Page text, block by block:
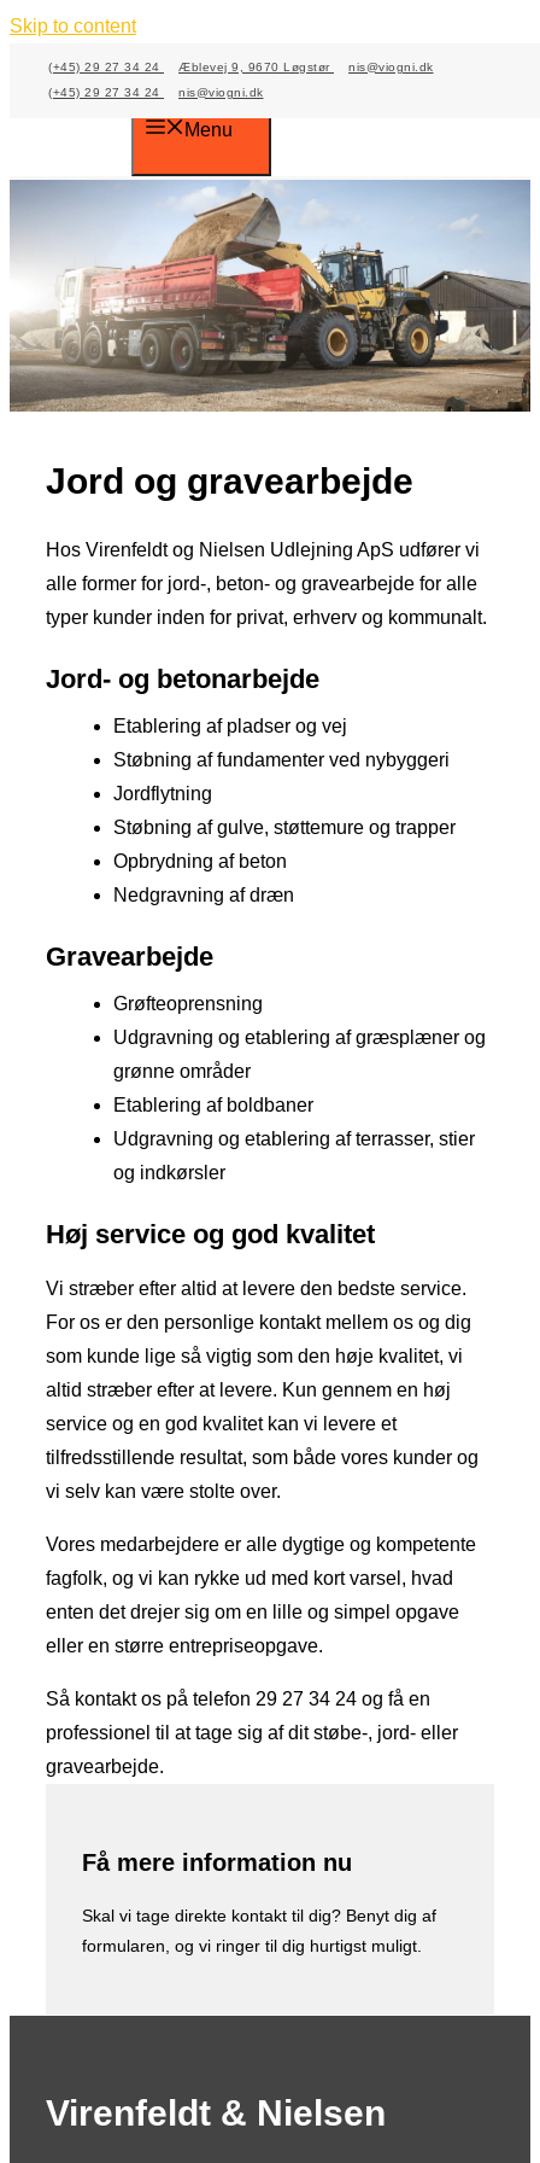
Skip to content
(+45) 29 27 34 24 Æblevej 9, 9670 Løgstør
nis@viogni.dk
(+45) 29 27 34 24
nis@viogni.dk
Menu
Jord og gravearbejde
Hos Virenfeldt og Nielsen Udlejning ApS udfører vi
alle former for jord-, beton- og gravearbejde for alle
typer kunder inden for privat, erhverv og kommunalt.
Jord- og betonarbejde
Etablering af pladser og vej
Støbning af fundamenter ved nybyggeri
Jordflytning
Støbning af gulve, støttemure og trapper
Opbrydning af beton
Nedgravning af dræn
Gravearbejde
Grøfteoprensning
Udgravning og etablering af græsplæner og
grønne områder
Etablering af boldbaner
Udgravning og etablering af terrasser, stier
og indkørsler
Høj service og god kvalitet
Vi stræber efter altid at levere den bedste service.
For os er den personlige kontakt mellem os og dig
som kunde lige så vigtig som den høje kvalitet, vi
altid stræber efter at levere. Kun gennem en høj
service og en god kvalitet kan vi levere et
tilfredsstillende resultat, som både vores kunder og
vi selv kan være stolte over.
Vores medarbejdere er alle dygtige og kompetente
fagfolk, og vi kan rykke ud med kort varsel, hvad
enten det drejer sig om en lille og simpel opgave
eller en større entrepriseopgave.
Så kontakt os på telefon 29 27 34 24 og få en
professionel til at tage sig af dit støbe-, jord- eller
gravearbejde.
Få mere information nu
Skal vi tage direkte kontakt til dig? Benyt dig af
formularen, og vi ringer til dig hurtigst muligt.
Virenfeldt & Nielsen